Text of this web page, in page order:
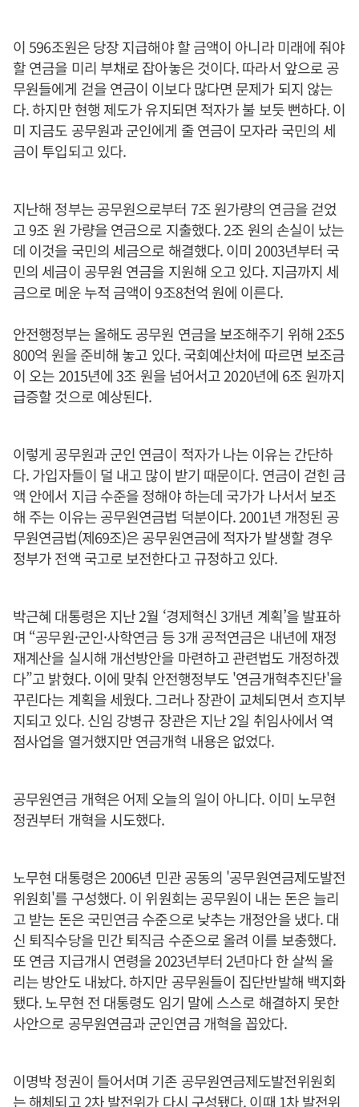
이 596조원은 당장 지급해야 할 금액이 아니라 미래에 줘야
할 연금을 미리 부채로 잡아놓은 것이다. 따라서 앞으로 공
무원들에게 걷을 연금이 이보다 많다면 문제가 되지 않는
다. 하지만 현행 제도가 유지되면 적자가 불 보듯 뻔하다. 이
미 지금도 공무원과 군인에게 줄 연금이 모자라 국민의 세
금이 투입되고 있다.
지난해 정부는 공무원으로부터 7조 원가량의 연금을 걷었
고 9조 원 가량을 연금으로 지출했다. 2조 원의 손실이 났는
데 이것을 국민의 세금으로 해결했다. 이미 2003년부터 국
민의 세금이 공무원 연금을 지원해 오고 있다. 지금까지 세
금으로 메운 누적 금액이 9조8천억 원에 이른다.
안전행정부는 올해도 공무원 연금을 보조해주기 위해 2조5
800억 원을 준비해 놓고 있다. 국회예산처에 따르면 보조금
이 오는 2015년에 3조 원을 넘어서고 2020년에 6조 원까지
급증할 것으로 예상된다.
이렇게 공무원과 군인 연금이 적자가 나는 이유는 간단하
다. 가입자들이 덜 내고 많이 받기 때문이다. 연금이 걷힌 금
액 안에서 지급 수준을 정해야 하는데 국가가 나서서 보조
해 주는 이유는 공무원연금법 덕분이다. 2001년 개정된 공
무원연금법(제69조)은 공무원연금에 적자가 발생할 경우
정부가 전액 국고로 보전한다고 규정하고 있다.
박근혜 대통령은 지난 2월 ‘경제혁신 3개년 계획’을 발표하
며 “공무원·군인·사학연금 등 3개 공적연금은 내년에 재정
재계산을 실시해 개선방안을 마련하고 관련법도 개정하겠
다”고 밝혔다. 이에 맞춰 안전행정부도 '연금개혁추진단'을
꾸린다는 계획을 세웠다. 그러나 장관이 교체되면서 흐지부
지되고 있다. 신임 강병규 장관은 지난 2일 취임사에서 역
점사업을 열거했지만 연금개혁 내용은 없었다.
공무원연금 개혁은 어제 오늘의 일이 아니다. 이미 노무현
정권부터 개혁을 시도했다.
노무현 대통령은 2006년 민관 공동의 '공무원연금제도발전
위원회'를 구성했다. 이 위원회는 공무원이 내는 돈은 늘리
고 받는 돈은 국민연금 수준으로 낮추는 개정안을 냈다. 대
신 퇴직수당을 민간 퇴직금 수준으로 올려 이를 보충했다.
또 연금 지급개시 연령을 2023년부터 2년마다 한 살씩 올
리는 방안도 내놨다. 하지만 공무원들이 집단반발해 백지화
됐다. 노무현 전 대통령도 임기 말에 스스로 해결하지 못한
사안으로 공무원연금과 군인연금 개혁을 꼽았다.
이명박 정권이 들어서며 기존 공무원연금제도발전위원회
는 해체되고 2차 발전위가 다시 구성됐다. 이때 1차 발전위